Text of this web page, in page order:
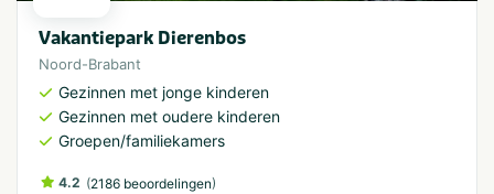
Vakantiepark Dierenbos
Noord-Brabant
Gezinnen met jonge kinderen
Gezinnen met oudere kinderen
Groepen/familiekamers
4.2 (2186 beoordelingen)